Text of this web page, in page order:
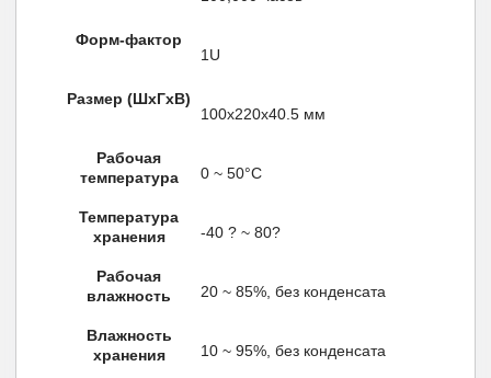
Форм-фактор
1U
Размер (ШхГхВ)
100х220х40.5 мм
Рабочая
температура
0 ~ 50°С
Температура
хранения
-40 ? ~ 80?
Рабочая
влажность
20 ~ 85%, без конденсата
Влажность
хранения
10 ~ 95%, без конденсата